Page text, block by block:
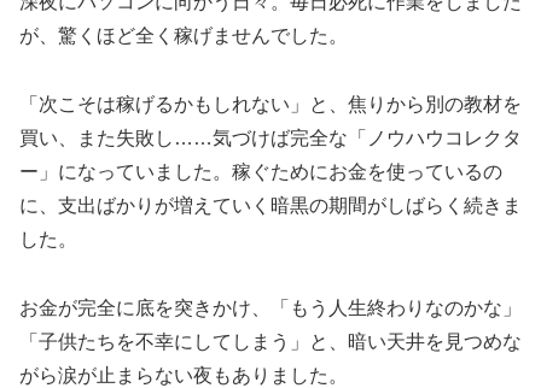
が、驚くほど全く稼げませんでした。
「次こそは稼げるかもしれない」と、焦りから別の教材を
買い、また失敗し……気づけば完全な「ノウハウコレクタ
ー」になっていました。稼ぐためにお金を使っているの
に、支出ばかりが増えていく暗黒の期間がしばらく続きま
した。
お金が完全に底を突きかけ、「もう人生終わりなのかな」
「子供たちを不幸にしてしまう」と、暗い天井を見つめな
がら涙が止まらない夜もありました。